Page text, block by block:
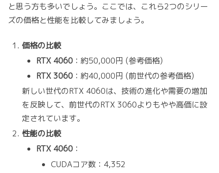
と思う方も多いでしょう。ここでは、これら2つのシリー
ズの価格と性能を比較してみましょう。
価格の比較
RTX 4060 ：約50,000円 (参考価格)
RTX 3060 ：約40,000円 (前世代の参考価格)
新しい世代のRTX 4060は、技術の進化や需要の増加
を反映して、前世代のRTX 3060よりもやや高価に設
定されています。
性能の比較
RTX 4060 ：
CUDAコア数：4,352